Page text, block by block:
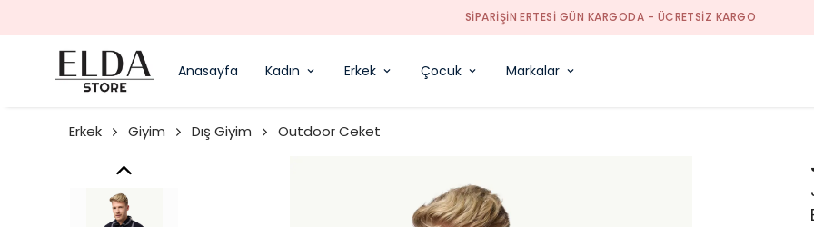
TÜM TEKSTIL
Anasayfa Kadın Erkek Çocuk Markalar
Erkek Giyim Dış Giyim Outdoor Ceket